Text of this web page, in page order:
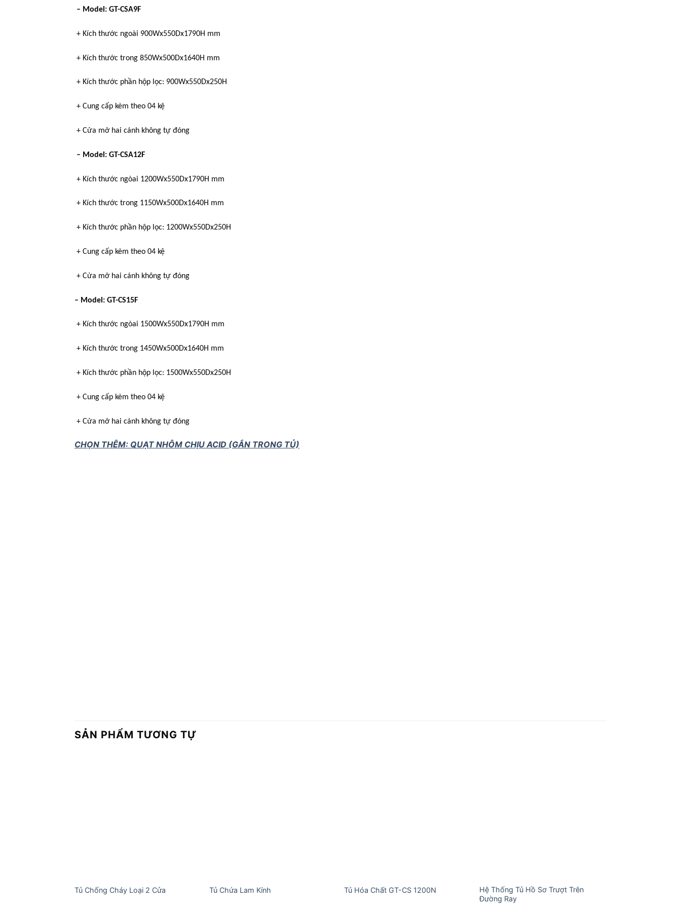
– Model: GT-CSA9F
+ Kích thước ngoài 900Wx550Dx1790H mm
+ Kích thước trong 850Wx500Dx1640H mm
+ Kích thước phần hộp lọc: 900Wx550Dx250H
+ Cung cấp kèm theo 04 kệ
+ Cửa mở hai cánh không tự đóng
– Model: GT-CSA12F
+ Kích thước ngòai 1200Wx550Dx1790H mm
+ Kích thước trong 1150Wx500Dx1640H mm
+ Kích thước phần hộp lọc: 1200Wx550Dx250H
+ Cung cấp kèm theo 04 kệ
+ Cửa mở hai cánh không tự đóng
– Model: GT-CS15F
+ Kích thước ngòai 1500Wx550Dx1790H mm
+ Kích thước trong 1450Wx500Dx1640H mm
+ Kích thước phần hộp lọc: 1500Wx550Dx250H
+ Cung cấp kèm theo 04 kệ
+ Cửa mở hai cánh không tự đóng
CHỌN THÊM: QUẠT NHÔM CHỊU ACID (GẮN TRONG TỦ)
SẢN PHẨM TƯƠNG TỰ
Tủ Chống Cháy Loại 2 Cửa Tủ Chứa Lam Kính Tủ Hóa Chất GT-CS 1200N
Hệ Thống Tủ Hồ Sơ Trượt Trên
Đường Ray